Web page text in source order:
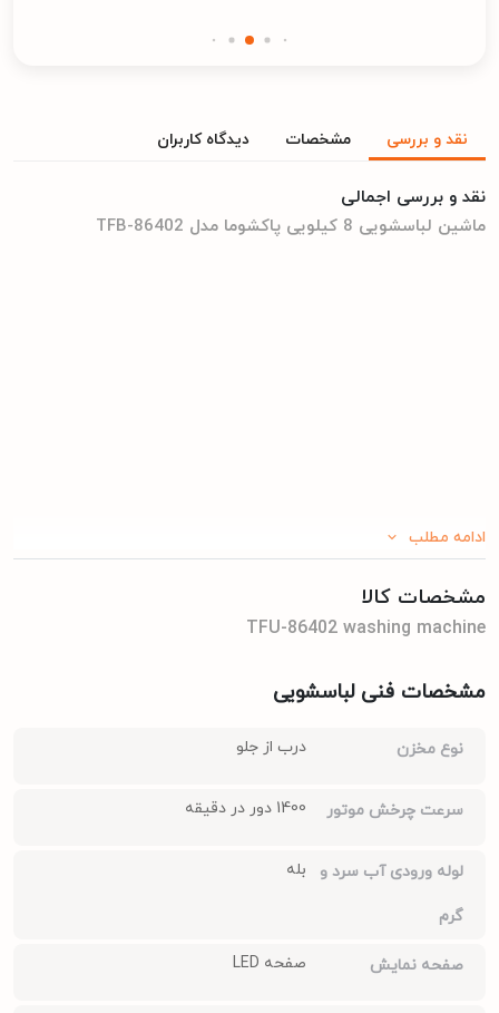
نقد و بررسی مشخصات دیدگاه کاربران
نقد و بررسی اجمالی
ماشین لباسشویی 8 کیلویی پاکشوما مدل TFB-86402
ادامه مطلب
مشخصات کالا
TFU-86402 washing machine
مشخصات فنی لباسشویی
نوع مخزن درب از جلو
سرعت چرخش موتور 1400 دور در دقیقه
لوله ورودی آب سرد و
گرم
بله
صفحه نمایش صفحه LED